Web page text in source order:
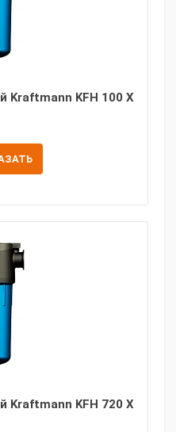
Kraftmann KFH 100 X
Kraftmann KFH 720 X